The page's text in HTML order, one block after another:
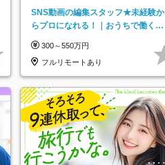
SNS動画の編集スタッフ★未経験か
らプロになれる！｜おうちで働くフ
300～550万円
フルリモートあり